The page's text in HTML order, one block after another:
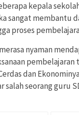
kepala
sangat membantu
proses
nyaman
dan
salah seorang guru